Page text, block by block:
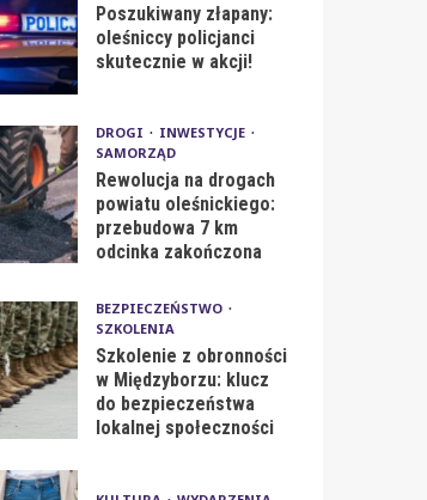
Poszukiwany złapany:
oleśniccy policjanci
skutecznie w akcji!
DROGI
INWESTYCJE
SAMORZĄD
Rewolucja na drogach
powiatu oleśnickiego:
przebudowa 7 km
odcinka zakończona
BEZPIECZEŃSTWO
SZKOLENIA
Szkolenie z obronności
w Międzyborzu: klucz
do bezpieczeństwa
lokalnej społeczności